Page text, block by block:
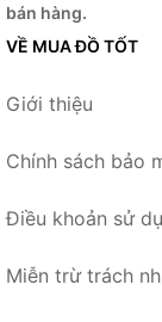
bán hàng.
VỀ MUA ĐỒ TỐT
Giới thiệu
Chính sách bảo
Điều khoản sử
Miễn trừ trách